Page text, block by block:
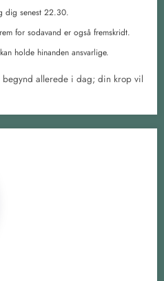
dig senest 22.30.
for sodavand er også fremskridt.
holde hinanden ansvarlige.
allerede i dag; din krop vil